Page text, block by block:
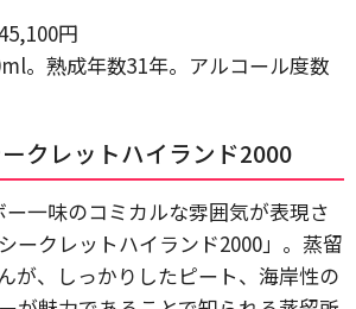
円
。熟成年数31年。アルコール度数
クレットハイランド2000
一味のコミカルな雰囲気が表現さ
ークレットハイランド2000」。蒸留
が、しっかりしたピート、海岸性の